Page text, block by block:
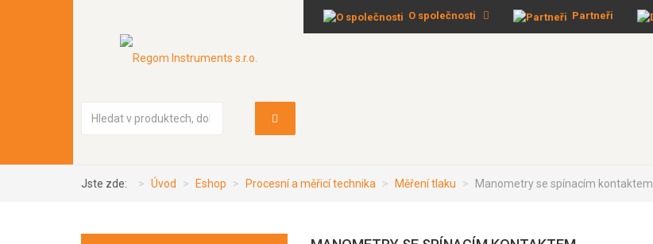
O společnosti Partneři
Jste zde: Úvod Eshop Procesní a měřicí technika Měření tlaku Manometry se spínacím kontaktem